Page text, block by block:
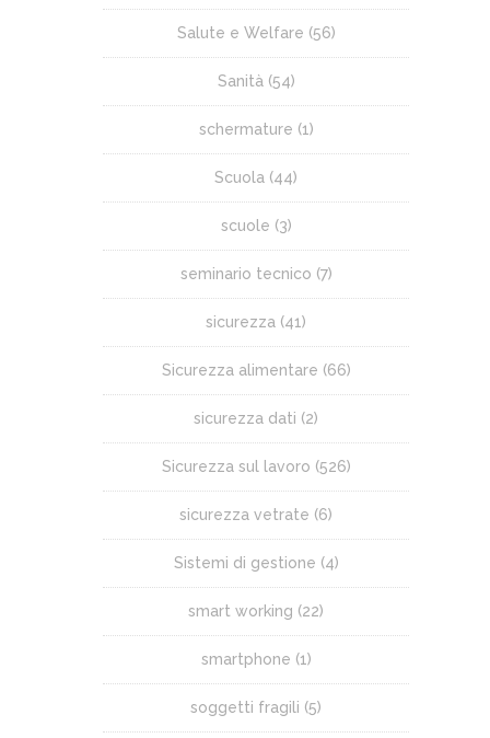
Salute e Welfare (56)
Sanità (54)
schermature (1)
Scuola (44)
scuole (3)
seminario tecnico (7)
sicurezza (41)
Sicurezza alimentare (66)
sicurezza dati (2)
Sicurezza sul lavoro (526)
sicurezza vetrate (6)
Sistemi di gestione (4)
smart working (22)
smartphone (1)
soggetti fragili (5)